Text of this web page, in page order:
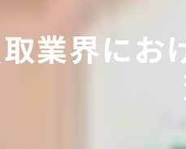
業界にお